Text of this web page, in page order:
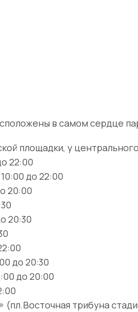
в самом сердце
площадки, у
22:00
до 22:00
20:00
20:30
до 20:30
до 20:00
трибуна